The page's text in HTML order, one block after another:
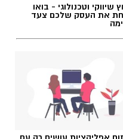
שיווקי וטכנולוגי - בואו
את העסק שלכם צעד